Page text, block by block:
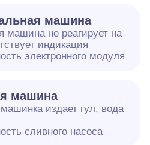
машина
машина не реагирует на
индикация
электронного модуля
машина
издает гул, вода
сливного насоса